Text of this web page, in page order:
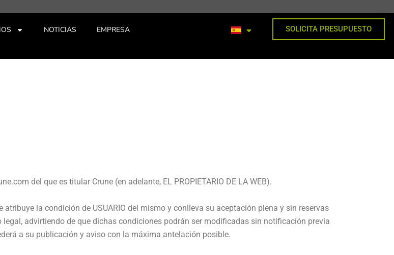
NOTICIAS EMPRESA SOLICITA PRESUPUESTO
del que es titular Crune (en adelante, EL PROPIETARIO DE LA WEB).
atribuye la condición de USUARIO del mismo y conlleva su aceptación plena y sin reservas
advirtiendo de que dichas condiciones podrán ser modificadas sin notificación previa
a su publicación y aviso con la máxima antelación posible.